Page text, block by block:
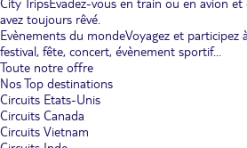
City TripsEvadez-vous en train ou en avion
avez toujours rêvé.
Evènements du mondeVoyagez et participez
festival, fête, concert, évènement sportif...
Toute notre offre
Nos Top destinations
Circuits Etats-Unis
Circuits Canada
Circuits Vietnam